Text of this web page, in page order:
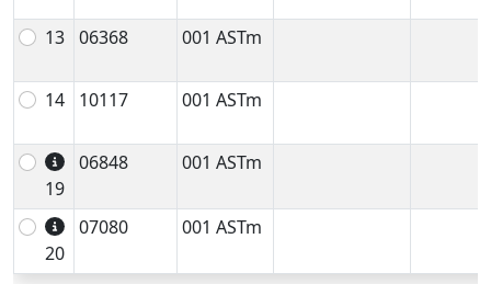
13 06368 001 ASTm
14 10117 001 ASTm
19
06848 001 ASTm
20
07080 001 ASTm